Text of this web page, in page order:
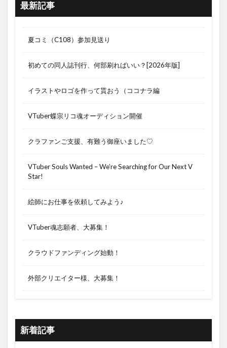
最新記事
夏コミ（C108）参加見送り
初めての同人誌刊行、何部刷ればいい？[2026年版]
イラストやロゴを作って貰おう（ココナラ編
VTuber蝶宗リコ魂オーディション開催
クラファンご支援、有難う御座いました♡
VTuber Souls Wanted – We’re Searching for Our Next V
Star!
絵師にお仕事を依頼してみよう♪
VTuber魂志願者、大募集！
クラウドファンディング始動！
外部クリエイター様、大募集！
新着記事